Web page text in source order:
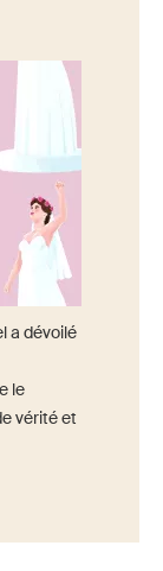
a dévoilé
le
vérité et